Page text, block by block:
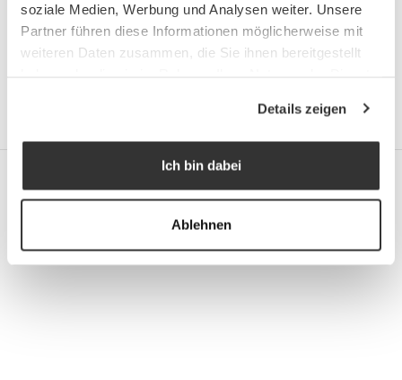
soziale Medien, Werbung und Analysen weiter. Unsere
Partner führen diese Informationen möglicherweise mit
weiteren Daten zusammen, die Sie ihnen bereitgestellt
Details zeigen
Ich bin dabei
Ablehnen